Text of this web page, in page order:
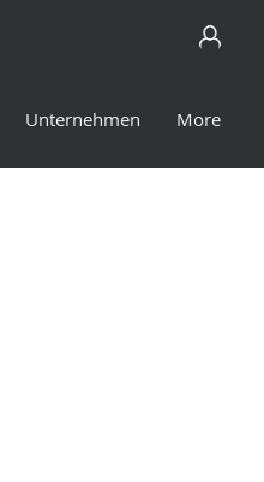
Unternehmen More